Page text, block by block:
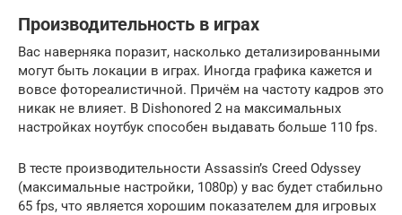
Производительность в играх
Вас наверняка поразит, насколько детализированными
могут быть локации в играх. Иногда графика кажется и
вовсе фотореалистичной. Причём на частоту кадров это
никак не влияет. В Dishonored 2 на максимальных
настройках ноутбук способен выдавать больше 110 fps.
В тесте производительности Assassin’s Creed Odyssey
(максимальные настройки, 1080p) у вас будет стабильно
65 fps, что является хорошим показателем для игровых